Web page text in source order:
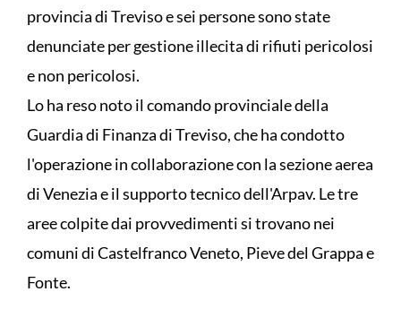
provincia di Treviso e sei persone sono state
denunciate per gestione illecita di rifiuti pericolosi
e non pericolosi.
Lo ha reso noto il comando provinciale della
Guardia di Finanza di Treviso, che ha condotto
l'operazione in collaborazione con la sezione aerea
di Venezia e il supporto tecnico dell'Arpav. Le tre
aree colpite dai provvedimenti si trovano nei
comuni di Castelfranco Veneto, Pieve del Grappa e
Fonte.